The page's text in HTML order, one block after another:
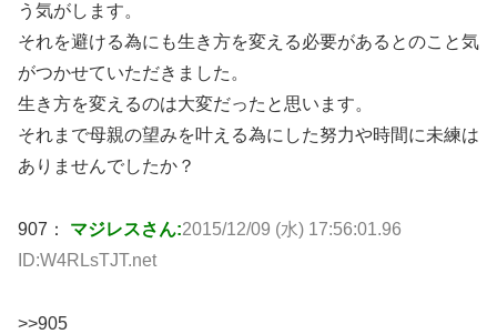
う気がします。
それを避ける為にも生き方を変える必要があるとのこと気
がつかせていただきました。
生き方を変えるのは大変だったと思います。
それまで母親の望みを叶える為にした努力や時間に未練は
ありませんでしたか？
907： マジレスさん:2015/12/09 (水) 17:56:01.96
ID:W4RLsTJT.net
>>905